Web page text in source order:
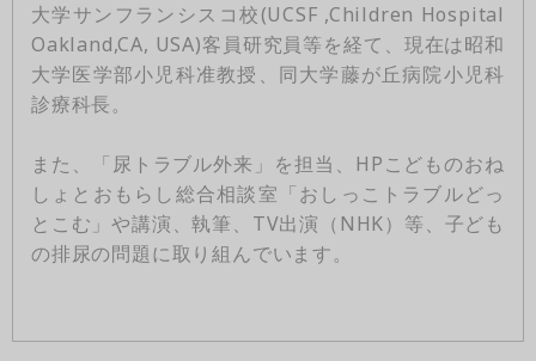
大学サンフランシスコ校(UCSF ,Children Hospital
Oakland,CA, USA)客員研究員等を経て、現在は昭和
大学医学部小児科准教授、同大学藤が丘病院小児科
診療科長。
また、「尿トラブル外来」を担当、HPこどものおね
しょとおもらし総合相談室「おしっこトラブルどっ
とこむ」や講演、執筆、TV出演（NHK）等、子ども
の排尿の問題に取り組んでいます。